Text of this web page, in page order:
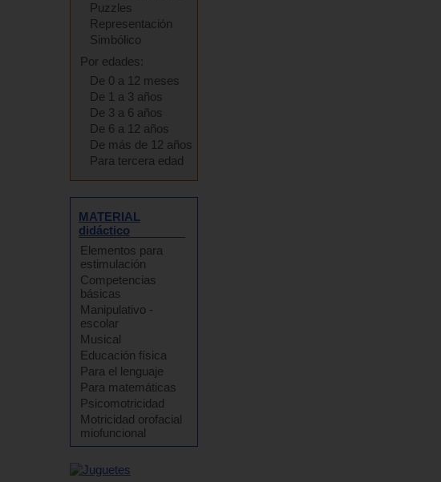
Puzzles
Representación
Simbólico
Por edades:
De 0 a 12 meses
De 1 a 3 años
De 3 a 6 años
De 6 a 12 años
De más de 12 años
Para tercera edad
MATERIAL
didáctico
Elementos para
estimulación
Competencias
básicas
Manipulativo -
escolar
Musical
Educación física
Para el lenguaje
Para matemáticas
Psicomotricidad
Motricidad orofacial
miofuncional